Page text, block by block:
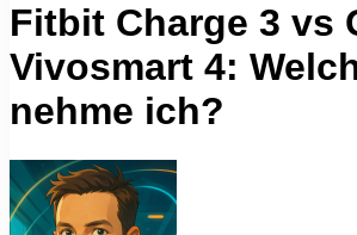
Fitbit Charge 3 vs
Vivosmart 4:
nehme ich?